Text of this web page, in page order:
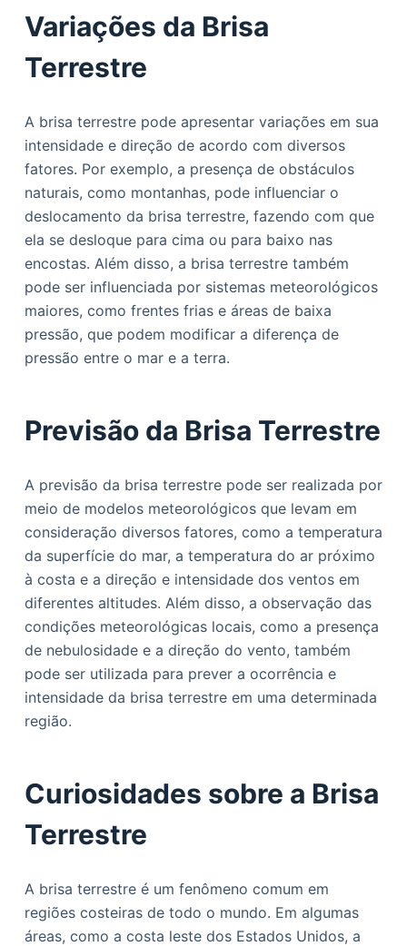
Variações da Brisa
Terrestre
A brisa terrestre pode apresentar variações em sua
intensidade e direção de acordo com diversos
fatores. Por exemplo, a presença de obstáculos
naturais, como montanhas, pode influenciar o
deslocamento da brisa terrestre, fazendo com que
ela se desloque para cima ou para baixo nas
encostas. Além disso, a brisa terrestre também
pode ser influenciada por sistemas meteorológicos
maiores, como frentes frias e áreas de baixa
pressão, que podem modificar a diferença de
pressão entre o mar e a terra.
Previsão da Brisa Terrestre
A previsão da brisa terrestre pode ser realizada por
meio de modelos meteorológicos que levam em
consideração diversos fatores, como a temperatura
da superfície do mar, a temperatura do ar próximo
à costa e a direção e intensidade dos ventos em
diferentes altitudes. Além disso, a observação das
condições meteorológicas locais, como a presença
de nebulosidade e a direção do vento, também
pode ser utilizada para prever a ocorrência e
intensidade da brisa terrestre em uma determinada
região.
Curiosidades sobre a Brisa
Terrestre
A brisa terrestre é um fenômeno comum em
regiões costeiras de todo o mundo. Em algumas
áreas, como a costa leste dos Estados Unidos, a